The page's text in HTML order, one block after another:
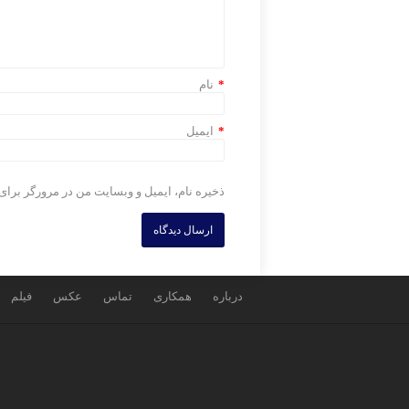
نام *
ایمیل *
ذخیره نام، ایمیل و وبسایت من در مرورگر
درباره همکاری تماس عکس فیلم